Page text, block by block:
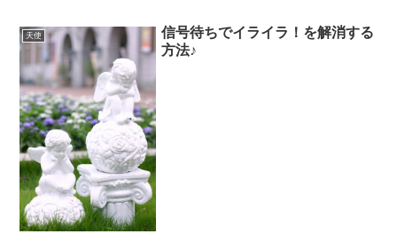
天使
信号待ちでイライラ！を解消する
方法♪